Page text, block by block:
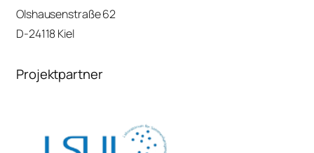
Olshausenstraße 62
D-24118 Kiel
Projektpartner